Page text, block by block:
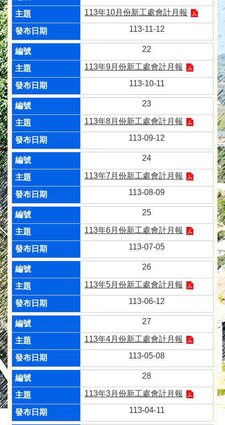
113年10月份新工處會計月報
113-11-12
22
113年9月份新工處會計月報
113-10-11
23
113年8月份新工處會計月報
113-09-12
24
113年7月份新工處會計月報
113-08-09
25
113年6月份新工處會計月報
113-07-05
26
113年5月份新工處會計月報
113-06-12
27
113年4月份新工處會計月報
113-05-08
28
113年3月份新工處會計月報
113-04-11